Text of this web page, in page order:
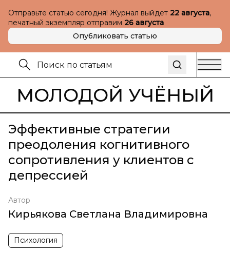
Отправьте статью сегодня! Журнал выйдет 22 августа,
печатный экземпляр отправим 26 августа
Опубликовать статью
МОЛОДОЙ УЧЁНЫЙ
Эффективные стратегии
преодоления когнитивного
сопротивления у клиентов с
депрессией
Автор
Кирьякова Светлана Владимировна
Психология